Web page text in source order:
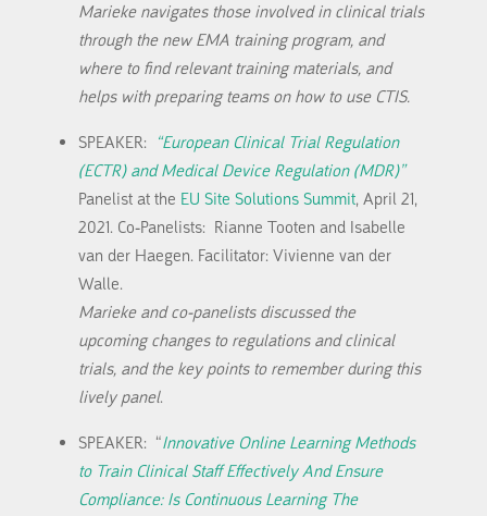
Marieke navigates those involved in clinical trials
through the new EMA training program, and
where to find relevant training materials, and
helps with preparing teams on how to use CTIS.
SPEAKER: “European Clinical Trial Regulation
(ECTR) and Medical Device Regulation (MDR)”
Panelist at the EU Site Solutions Summit, April 21,
2021. Co-Panelists: Rianne Tooten and Isabelle
van der Haegen. Facilitator: Vivienne van der
Walle.
Marieke and co-panelists discussed the
upcoming changes to regulations and clinical
trials, and the key points to remember during this
lively panel.
SPEAKER: “Innovative Online Learning Methods
to Train Clinical Staff Effectively And Ensure
Compliance: Is Continuous Learning The